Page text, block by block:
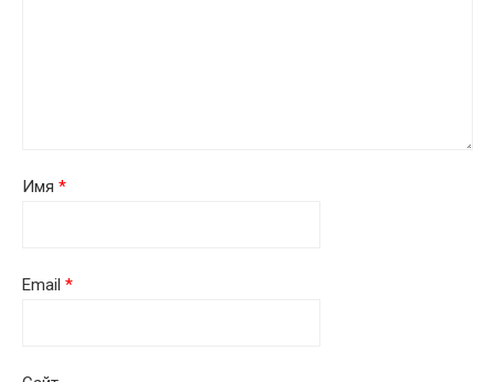
Имя *
Email *